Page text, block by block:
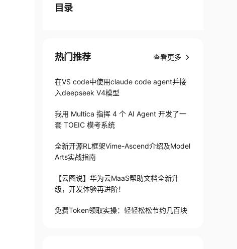
目录
热门推荐 查看更多
在VS code中使用claude code agent并接
入deepseek V4模型
我用 Multica 指挥 4 个 AI Agent 开发了一
套 TOEIC 模考系统
全新开源RL框架Vime-Ascend介绍及Model
Arts实战指南
【云图说】华为云MaaS帮助文档全新升
级，开发体验再进阶！
免费Token领取实操：轻轻松松节约几百块